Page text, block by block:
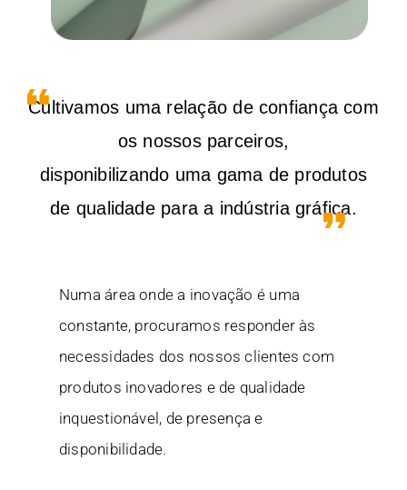
Cultivamos uma relação de confiança com
os nossos parceiros,
disponibilizando uma gama de produtos
de qualidade para a indústria gráfica.
Numa área onde a inovação é uma
constante, procuramos responder às
necessidades dos nossos clientes com
produtos inovadores e de qualidade
inquestionável, de presença e
disponibilidade.